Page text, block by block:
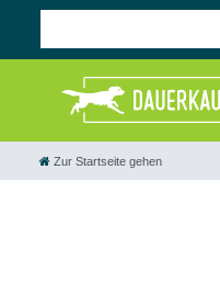
Zur Startseite gehen